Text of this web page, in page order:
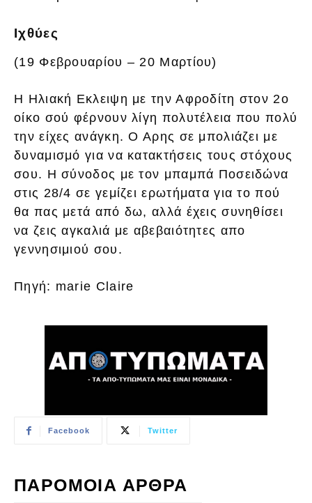
Ιχθύες
(19 Φεβρουαρίου – 20 Μαρτίου)
Η Ηλιακή Εκλειψη με την Αφροδίτη στον 2ο
οίκο σού φέρνουν λίγη πολυτέλεια που πολύ
την είχες ανάγκη. Ο Αρης σε μπολιάζει με
δυναμισμό για να κατακτήσεις τους στόχους
σου. Η σύνοδος με τον μπαμπά Ποσειδώνα
στις 28/4 σε γεμίζει ερωτήματα για το πού
θα πας μετά από δω, αλλά έχεις συνηθίσει
να ζεις αγκαλιά με αβεβαιότητες απο
γεννησιμιού σου.
Πηγή: marie Claire
Facebook Twitter
ΠΑΡΟΜΟΙΑ ΑΡΘΡΑ